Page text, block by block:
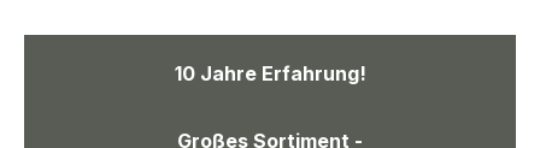
10 Jahre Erfahrung!
Großes Sortiment -